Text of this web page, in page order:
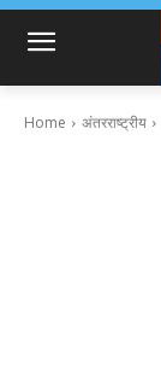
Home अंतरराष्ट्रीय